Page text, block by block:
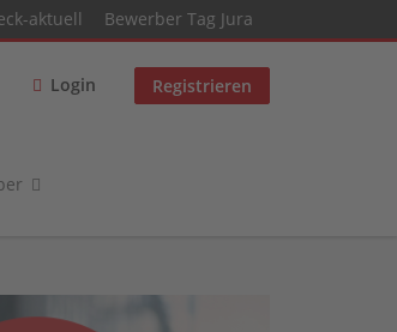
aktuell Bewerber Tag Jura
Login Registrieren